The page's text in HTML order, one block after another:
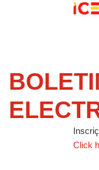
Click